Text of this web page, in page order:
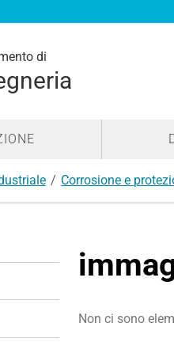
di
Corrosione e
Non ci sono